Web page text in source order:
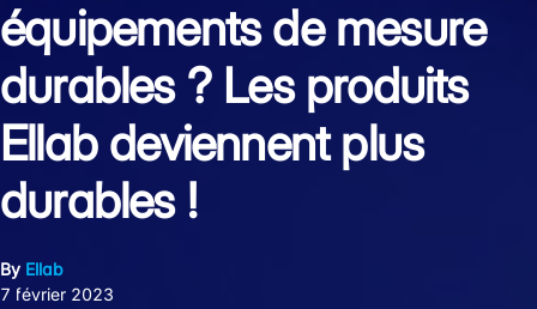
équipements de mesure
durables ? Les produits
Ellab deviennent plus
durables !
By Ellab
7 février 2023